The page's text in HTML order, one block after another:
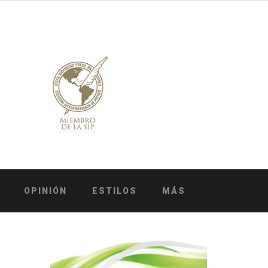
OPINIÓN ESTILOS MÁS